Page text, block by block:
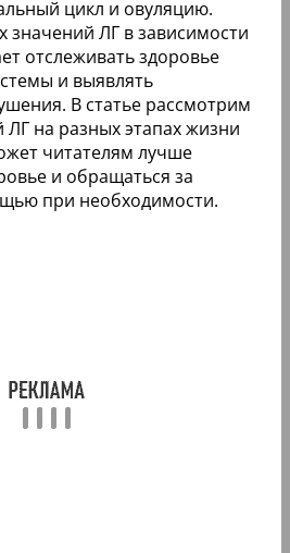
цикл и овуляцию.
ЛГ в зависимости
отслеживать здоровье
и выявлять
В статье рассмотрим
на разных этапах жизни
читателям лучше
и обращаться за
при необходимости.